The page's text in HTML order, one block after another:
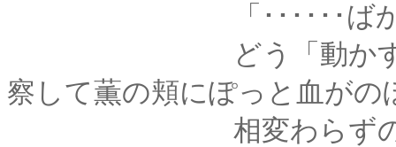
「･･････ばか
どう「動かす」とい
察して薫の頬にぽっと血がの
相変わらずの可愛ら